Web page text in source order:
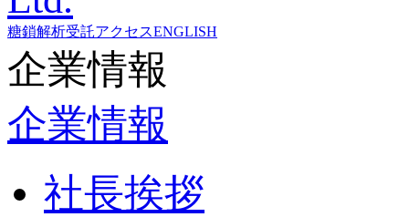
糖鎖解析受託アクセスENGLISH
企業情報
企業情報
社長挨拶